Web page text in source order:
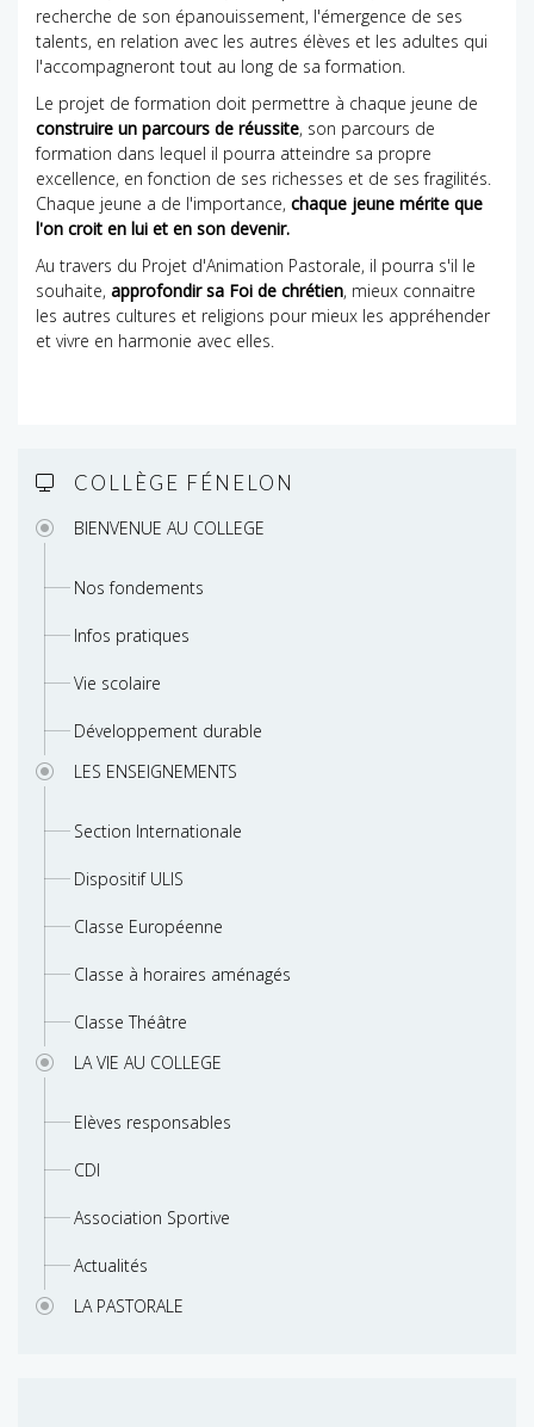
recherche de son épanouissement, l'émergence de ses
talents, en relation avec les autres élèves et les adultes qui
l'accompagneront tout au long de sa formation.
Le projet de formation doit permettre à chaque jeune de
construire un parcours de réussite, son parcours de
formation dans lequel il pourra atteindre sa propre
excellence, en fonction de ses richesses et de ses fragilités.
Chaque jeune a de l'importance, chaque jeune mérite que
l'on croit en lui et en son devenir.
Au travers du Projet d'Animation Pastorale, il pourra s'il le
souhaite, approfondir sa Foi de chrétien, mieux connaitre
les autres cultures et religions pour mieux les appréhender
et vivre en harmonie avec elles.
COLLÈGE FÉNELON
BIENVENUE AU COLLEGE
Nos fondements
Infos pratiques
Vie scolaire
Développement durable
LES ENSEIGNEMENTS
Section Internationale
Dispositif ULIS
Classe Européenne
Classe à horaires aménagés
Classe Théâtre
LA VIE AU COLLEGE
Elèves responsables
CDI
Association Sportive
Actualités
LA PASTORALE